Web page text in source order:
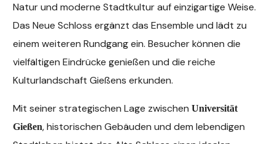
Natur und moderne Stadtkultur auf einzigartige Weise.
Das Neue Schloss ergänzt das Ensemble und lädt zu
einem weiteren Rundgang ein. Besucher können die
vielfältigen Eindrücke genießen und die reiche
Kulturlandschaft Gießens erkunden.
Mit seiner strategischen Lage zwischenUniversität
Gießen, historischen Gebäuden und dem lebendigen